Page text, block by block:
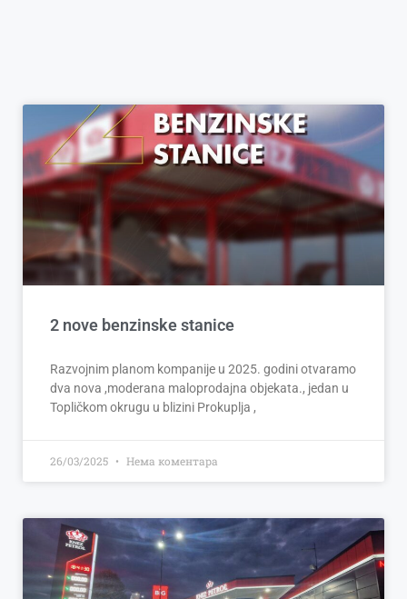
2 nove benzinske stanice
Razvojnim planom kompanije u 2025. godini otvaramo
dva nova ,moderana maloprodajna objekata., jedan u
Topličkom okrugu u blizini Prokuplja ,
26/03/2025 Нема коментара